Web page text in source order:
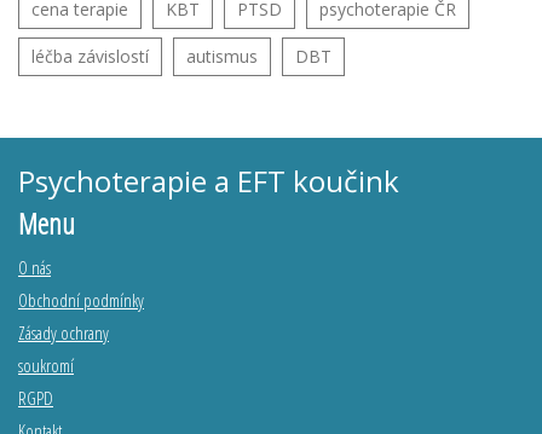
cena terapie KBT PTSD psychoterapie ČR
léčba závislostí autismus DBT
Psychoterapie a EFT koučink
Menu
O nás
Obchodní podmínky
Zásady ochrany
soukromí
RGPD